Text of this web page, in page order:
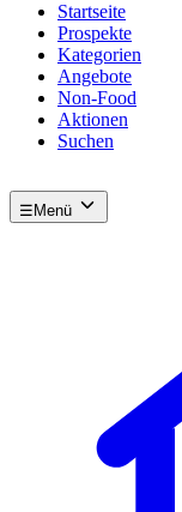
Startseite
Prospekte
Kategorien
Angebote
Non-Food
Aktionen
Suchen
☰ Menü